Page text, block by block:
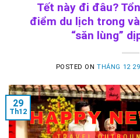
Tết này đi đâu?
điểm du lịch trong
“săn lùng”
POSTED ONTHÁNG 12
29
Th12